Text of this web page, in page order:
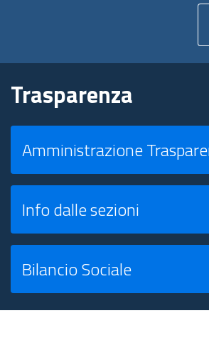
Trasparenza
Amministrazione
Info dalle sezioni
Bilancio Sociale